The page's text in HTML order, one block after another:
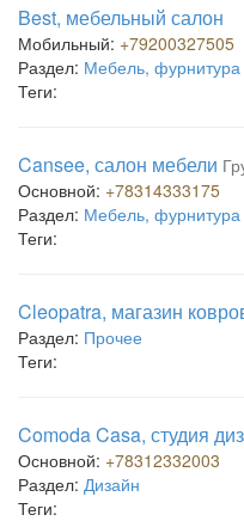
Best, мебельный салон
Мобильный: +79200327505
Раздел: Мебель, фурнитура
Теги:
Cansee, салон мебели
Основной: +78314333175
Раздел: Мебель, фурнитура
Теги:
Cleopatra, магазин
Раздел: Прочее
Теги:
Comoda Casa, студия
Основной: +78312332003
Раздел: Дизайн
Теги: